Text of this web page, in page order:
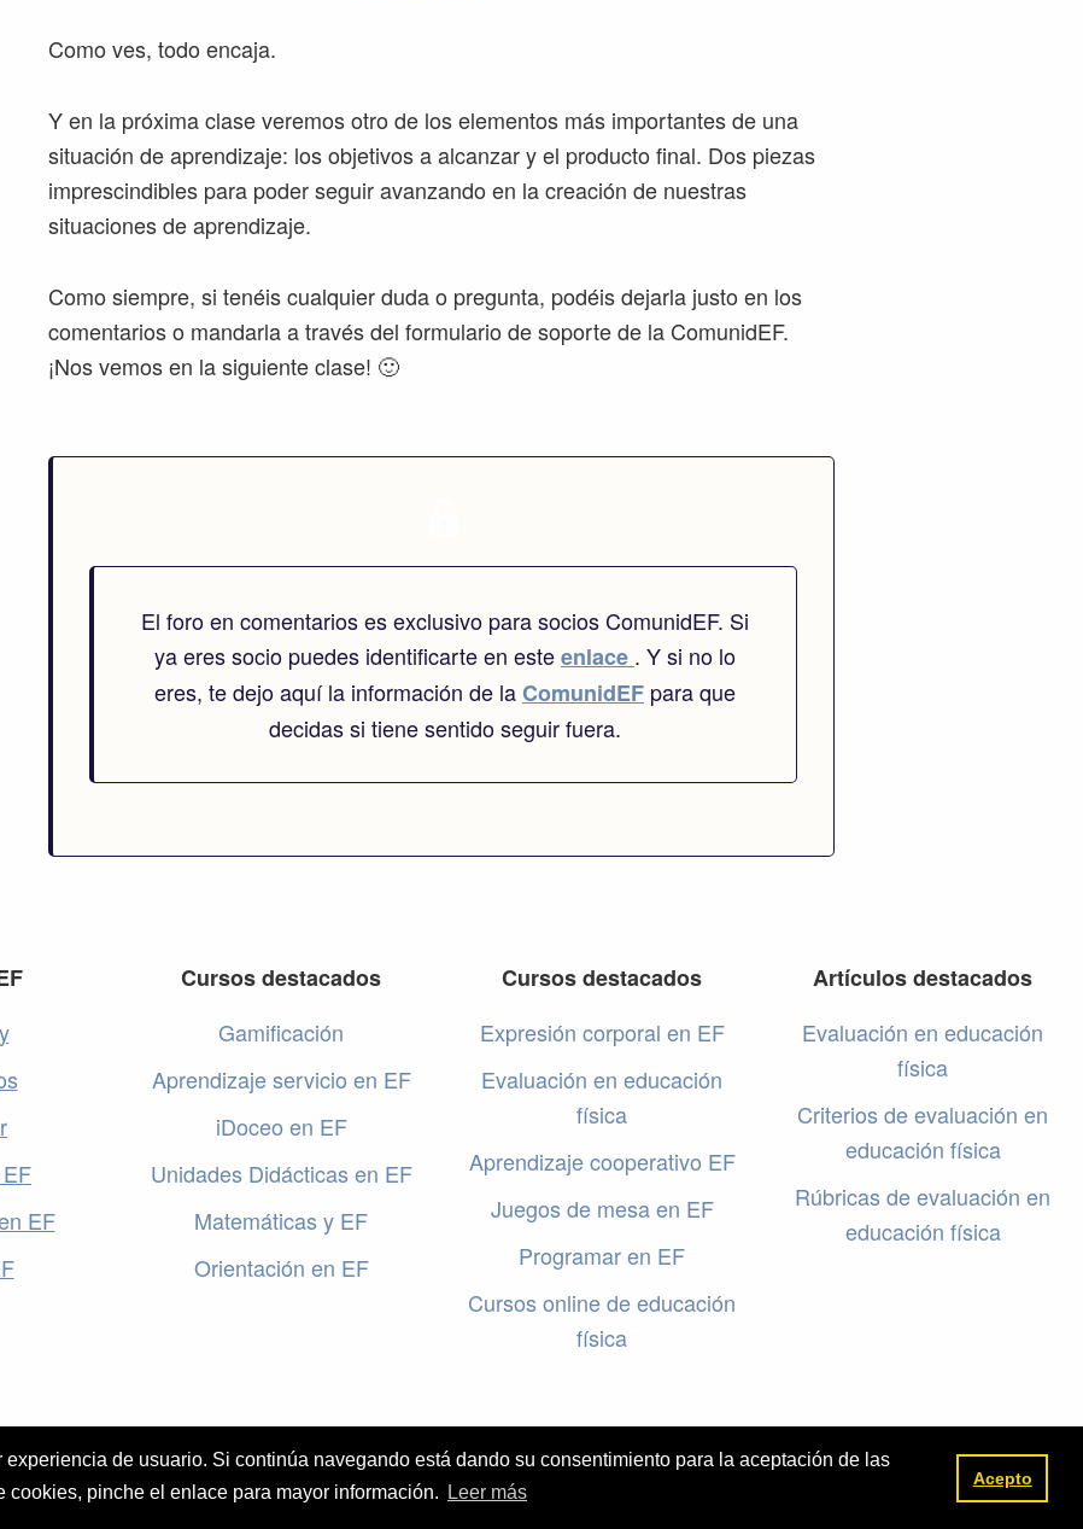
de usuario. Si continúa navegando está dando su consentimiento para la aceptación de las
pinche el enlace para mayor información.
Leer más
Acepto
Como ves, todo encaja.
Y en la próxima clase veremos otro de los elementos más importantes de una
situación de aprendizaje: los objetivos a alcanzar y el producto final. Dos piezas
imprescindibles para poder seguir avanzando en la creación de nuestras
situaciones de aprendizaje.
Como siempre, si tenéis cualquier duda o pregunta, podéis dejarla justo en los
comentarios o mandarla a través del formulario de soporte de la ComunidEF.
¡Nos vemos en la siguiente clase! 🙂
El foro en comentarios es exclusivo para socios ComunidEF. Si
ya eres socio puedes identificarte en esteenlace . Y si no lo
eres, te dejo aquí la información de laComunidEF para que
decidas si tiene sentido seguir fuera.
EF
Cursos destacados
Gamificación
Aprendizaje servicio en EF
iDoceo en EF
Unidades Didácticas en EF
Matemáticas y EF
Orientación en EF
Cursos destacados
Expresión corporal en EF
Evaluación en educación
física
Aprendizaje cooperativo EF
Juegos de mesa en EF
Programar en EF
Cursos online de educación
física
Artículos destacados
Evaluación en educación
física
Criterios de evaluación en
educación física
Rúbricas de evaluación en
educación física
El valor de la Educación Física © 2026 · ACCEDER